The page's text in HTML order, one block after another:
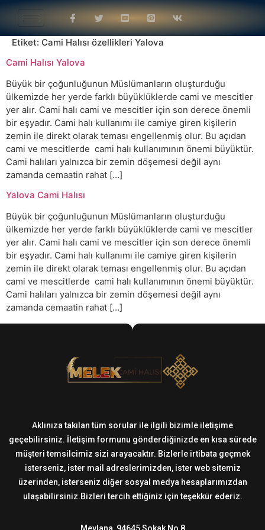
Etiket: Cami Halısı özellikleri Yalova
Cami Halısı Yalova
Büyük bir çoğunluğunun Müslümanların oluşturduğu
ülkemizde her yerde farklı büyüklüklerde cami ve mescitler
yer alır. Cami halı cami ve mescitler için son derece önemli
bir eşyadır. Cami halı kullanımı ile camiye giren kişilerin
zemin ile direkt olarak teması engellenmiş olur. Bu açıdan
cami ve mescitlerde cami halı kullanımının önemi büyüktür.
Cami halıları yalnızca bir zemin döşemesi değil aynı
zamanda cemaatin rahat […]
Yalova Cami Halısı
Büyük bir çoğunluğunun Müslümanların oluşturduğu
ülkemizde her yerde farklı büyüklüklerde cami ve mescitler
yer alır. Cami halı cami ve mescitler için son derece önemli
bir eşyadır. Cami halı kullanımı ile camiye giren kişilerin
zemin ile direkt olarak teması engellenmiş olur. Bu açıdan
cami ve mescitlerde cami halı kullanımının önemi büyüktür.
Cami halıları yalnızca bir zemin döşemesi değil aynı
zamanda cemaatin rahat […]
Aklınıza takılan tüm sorular ile ilgili bizimle iletişime
geçebilirsiniz. İletişim formunu gönderdiğinizde en kısa sürede
müşteri temsilcimiz sizi arayacaktır. Bizlerle irtibata geçmek
isterseniz, ister mail adreslerimizden, ister web sitemiz
üzerinden, isterseniz diğer sosyal medya hesaplarımızdan
ulaşabilirsiniz.Bizleri tercih ettiğiniz için teşekkür ederiz.